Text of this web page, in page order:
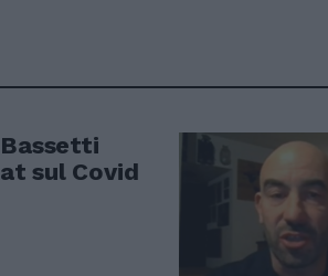
Bassetti
sul Covid